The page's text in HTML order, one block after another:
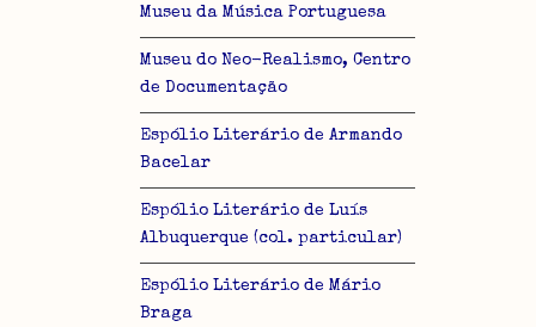
Museu da Música Portuguesa
Museu do Neo-Realismo, Centro
de Documentação
Espólio Literário de Armando
Bacelar
Espólio Literário de Luís
Albuquerque (col. particular)
Espólio Literário de Mário
Braga